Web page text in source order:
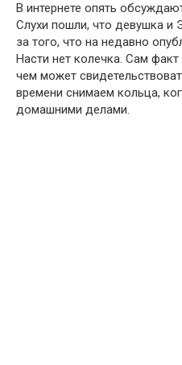
В интернете опять
Слухи пошли, что девушка и
за того, что на недавно
Насти нет колечка. Сам
чем может
времени снимаем кольца,
домашними делами.